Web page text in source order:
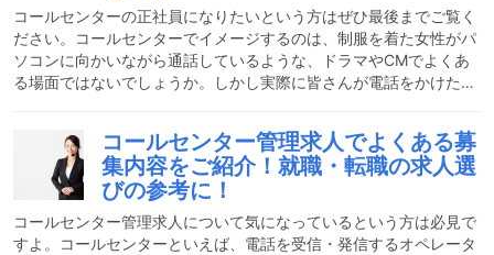
コールセンターの正社員になりたいという方はぜひ最後までご覧く
ださい。コールセンターでイメージするのは、制服を着た女性がパ
ソコンに向かいながら通話しているような、ドラマやCMでよくあ
る場面ではないでしょうか。しかし実際に皆さんが電話をかけた
ッフなんです。ここでは、コールセンターでの正社員の仕事内容に
ついてご紹介します。コールセンターの正社員求人の募集内容っ
て？まずは、コールセンターでよくある求人の募集内容についてご
紹介します。主な仕事内容コールセンターの正社員の主な仕事は、
お客様の電話対応をすることではありません。もちろん、オペレー
ター
コールセンター管理求人でよくある募
集内容をご紹介！就職・転職の求人選
びの参考に！
コールセンター管理求人について気になっているという方は必見で
すよ。コールセンターといえば、電話を受信・発信するオペレータ